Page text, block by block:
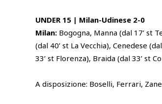
UNDER 15 | Milan-Udinese 2-0
Milan: Bogogna, Manna (dal 17’ st
(dal 40’ st La Vecchia), Cenedese
33’ st Florenza), Braida (dal 33’ st
A disposizione: Boselli, Ferrari,